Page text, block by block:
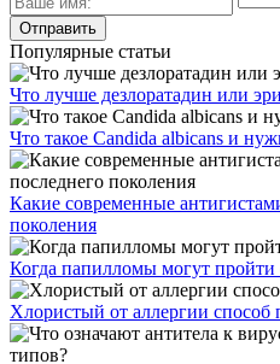
Популярные статьи
Что лучше дезлоратадин или
Что такое Candida albicans и
Какие современные
поколения
Когда папилломы могут пройти
Хлористый от аллергии способ